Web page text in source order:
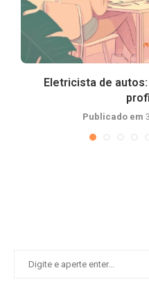
Eletricista de
Publicado em